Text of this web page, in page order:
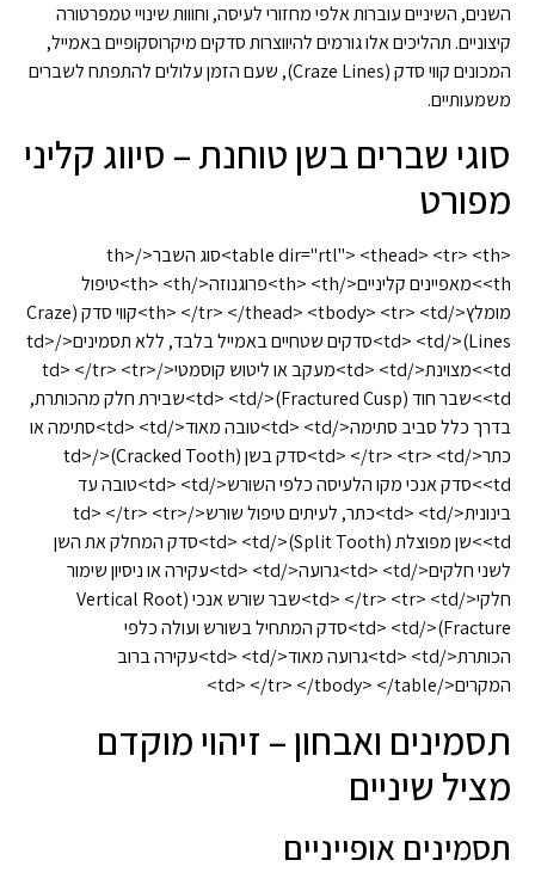
השנים, השיניים עוברות אלפי מחזורי לעיסה, וחווות שינויי טמפרטורה
קיצוניים. תהליכים אלו גורמים להיווצרות סדקים מיקרוסקופיים באמייל,
המכונים קווי סדק (Craze Lines), שעם הזמן עלולים להתפתח לשברים
משמעותיים.
סוגי שברים בשן טוחנת – סיווג קליני
מפורט
<table dir="rtl"> <thead> <tr> <th>סוג השבר</th>
<th>מאפיינים קליניים</th> <th>פרוגנוזה</th> <th>טיפול
מומלץ</th> </tr> </thead> <tbody> <tr> <td>קווי סדק (Craze
Lines)</td> <td>סדקים שטחיים באמייל בלבד, ללא תסמינים</td>
<td>מצוינת</td> <td>מעקב או ליטוש קוסמטי</td> </tr> <tr>
<td>שבר חוד (Fractured Cusp)</td> <td>שבירת חלק מהכותרת,
בדרך כלל סביב סתימה</td> <td>טובה מאוד</td> <td>סתימה או
כתר</td> </tr> <tr> <td>סדק בשן (Cracked Tooth)</td>
<td>סדק אנכי מקו הלעיסה כלפי השורש</td> <td>טובה עד
בינונית</td> <td>כתר, לעיתים טיפול שורש</td> </tr> <tr>
<td>שן מפוצלת (Split Tooth)</td> <td>סדק המחלק את השן
לשני חלקים</td> <td>גרועה</td> <td>עקירה או ניסיון שימור
חלקי</td> </tr> <tr> <td>שבר שורש אנכי (Vertical Root
Fracture)</td> <td>סדק המתחיל בשורש ועולה כלפי
הכותרת</td> <td>גרועה מאוד</td> <td>עקירה ברוב
המקרים</td> </tr> </tbody> </table>
תסמינים ואבחון – זיהוי מוקדם
מציל שיניים
תסמינים אופייניים